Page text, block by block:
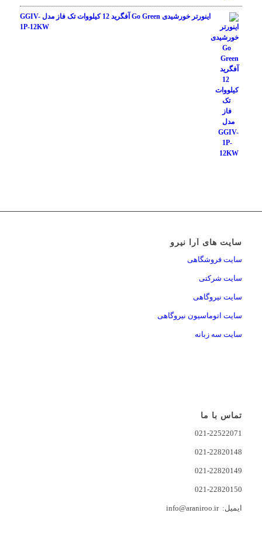
اینورتر خورشیدی Go Green آفگرید 12 کیلووات تک فاز مدل GGIV-
1P-12KW
سایت های آرا نیرو
سایت فروشگاهی
سایت شرکتی
سایت نیروگاهی
سایت اتوماسیون نیروگاهی
سایت سه زبانه
تماس با ما
021-22522071
021-22820148
021-22820149
021-22820150
ایمیل: info@araniroo.ir